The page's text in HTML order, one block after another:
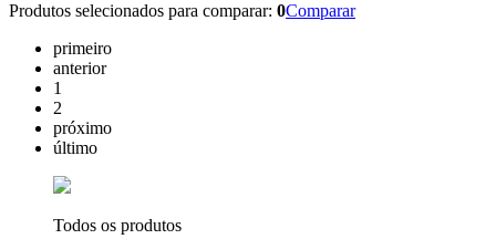
Produtos selecionados para comparar: 0Comparar
primeiro
anterior
1
2
próximo
último
Todos os produtos